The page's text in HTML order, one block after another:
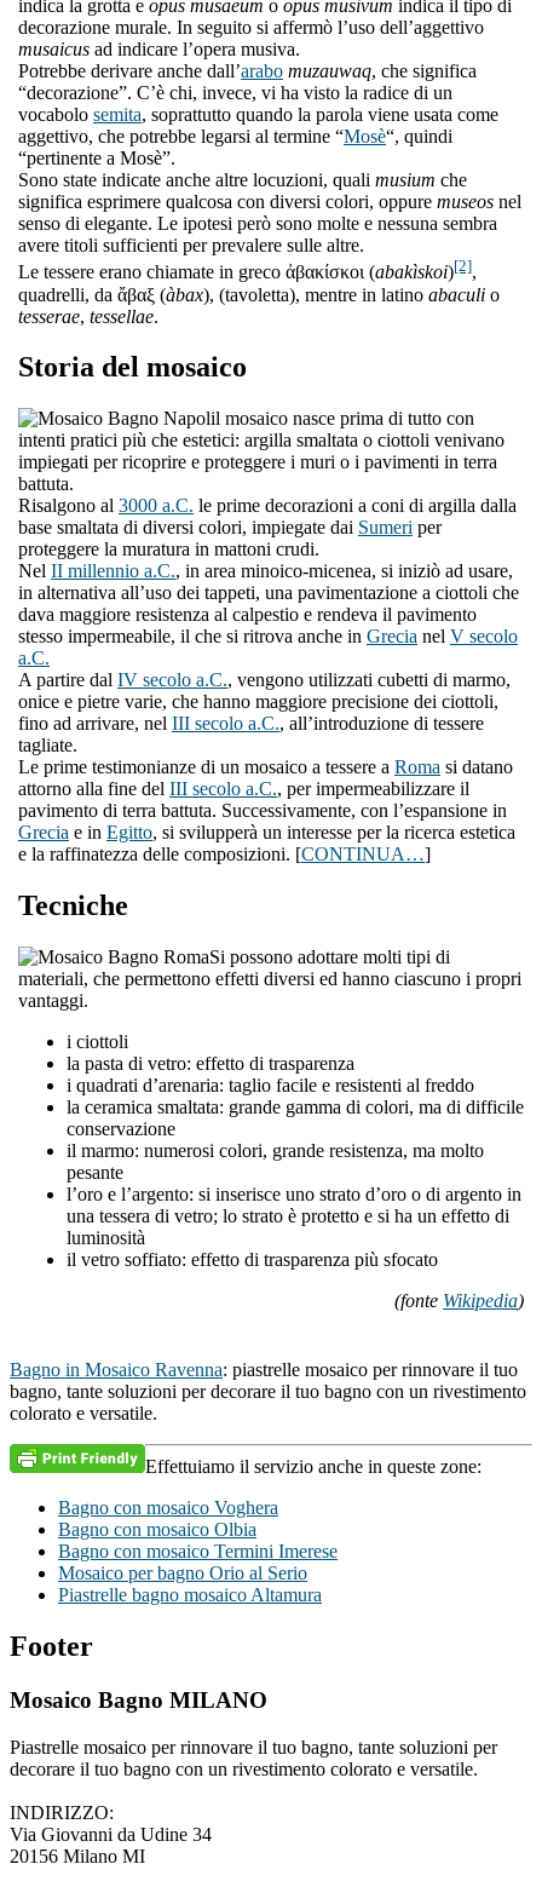
indica la grotta e opus musaeum o opus musivum indica il tipo di
decorazione murale. In seguito si affermò l’uso dell’aggettivo
musaicus ad indicare l’opera musiva.
Potrebbe derivare anche dall’arabo muzauwaq, che significa
“decorazione”. C’è chi, invece, vi ha visto la radice di un
vocabolo semita, soprattutto quando la parola viene usata come
aggettivo, che potrebbe legarsi al termine “Mosè“, quindi
“pertinente a Mosè”.
Sono state indicate anche altre locuzioni, quali musium che
significa esprimere qualcosa con diversi colori, oppure museos nel
senso di elegante. Le ipotesi però sono molte e nessuna sembra
avere titoli sufficienti per prevalere sulle altre.
Le tessere erano chiamate in greco ἀβακίσκοι (abakìskoi)[2],
quadrelli, da ἄβαξ (àbax), (tavoletta), mentre in latino abaculi o
tesserae, tessellae.
Storia del mosaico
l mosaico nasce prima di tutto con
intenti pratici più che estetici: argilla smaltata o ciottoli venivano
impiegati per ricoprire e proteggere i muri o i pavimenti in terra
battuta.
Risalgono al 3000 a.C. le prime decorazioni a coni di argilla dalla
base smaltata di diversi colori, impiegate dai Sumeri per
proteggere la muratura in mattoni crudi.
Nel II millennio a.C., in area minoico-micenea, si iniziò ad usare,
in alternativa all’uso dei tappeti, una pavimentazione a ciottoli che
dava maggiore resistenza al calpestio e rendeva il pavimento
stesso impermeabile, il che si ritrova anche in Grecia nel V secolo
a.C.
A partire dal IV secolo a.C., vengono utilizzati cubetti di marmo,
onice e pietre varie, che hanno maggiore precisione dei ciottoli,
fino ad arrivare, nel III secolo a.C., all’introduzione di tessere
tagliate.
Le prime testimonianze di un mosaico a tessere a Roma si datano
attorno alla fine del III secolo a.C., per impermeabilizzare il
pavimento di terra battuta. Successivamente, con l’espansione in
Grecia e in Egitto, si svilupperà un interesse per la ricerca estetica
e la raffinatezza delle composizioni. [CONTINUA…]
Tecniche
Si possono adottare molti tipi di
materiali, che permettono effetti diversi ed hanno ciascuno i propri
vantaggi.
i ciottoli
la pasta di vetro: effetto di trasparenza
i quadrati d’arenaria: taglio facile e resistenti al freddo
la ceramica smaltata: grande gamma di colori, ma di difficile
conservazione
il marmo: numerosi colori, grande resistenza, ma molto
pesante
l’oro e l’argento: si inserisce uno strato d’oro o di argento in
una tessera di vetro; lo strato è protetto e si ha un effetto di
luminosità
il vetro soffiato: effetto di trasparenza più sfocato
(fonte Wikipedia)
Bagno in Mosaico Ravenna: piastrelle mosaico per rinnovare il tuo
bagno, tante soluzioni per decorare il tuo bagno con un rivestimento
colorato e versatile.
Effettuiamo il servizio anche in queste zone:
Bagno con mosaico Voghera
Bagno con mosaico Olbia
Bagno con mosaico Termini Imerese
Mosaico per bagno Orio al Serio
Piastrelle bagno mosaico Altamura
Footer
Mosaico Bagno MILANO
Piastrelle mosaico per rinnovare il tuo bagno, tante soluzioni per
decorare il tuo bagno con un rivestimento colorato e versatile.
INDIRIZZO:
Via Giovanni da Udine 34
20156 Milano MI